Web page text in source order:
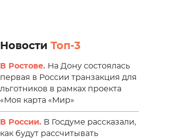
Новости Топ-3
В Ростове. На Дону состоялась
первая в России транзакция для
льготников в рамках проекта
«Моя карта «Мир»
В России. В Госдуме рассказали,
как будут рассчитывать